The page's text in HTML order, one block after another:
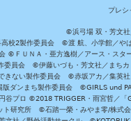
プレシ
©浜弓場 双・芳文社
校2製作委員会 ©渡 航、小学館／や
©ＦＵＮＡ・亜方逸樹／アース・ス
委員会 ©伊藤いづも・芳文社／まち
きない製作委員会 ©赤坂アカ／集英
版ダンまち製作委員会 ©GIRLS und
プロ ©2018 TRIGGER・雨宮哲／
研究所 ©石踏一榮・みやま零/株式